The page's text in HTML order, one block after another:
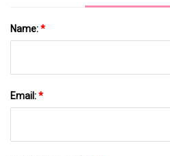
Name:*
Email:*